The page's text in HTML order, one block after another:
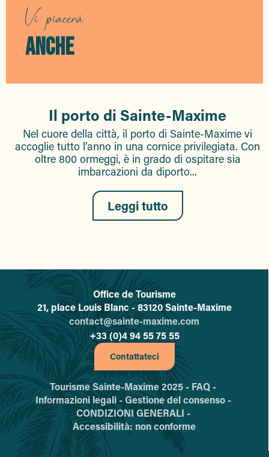
Vi piacerà
ANCHE
Il porto di Sainte-Maxime
Nel cuore della città, il porto di Sainte-Maxime vi
accoglie tutto l’anno in una cornice privilegiata. Con
oltre 800 ormeggi, è in grado di ospitare sia
imbarcazioni da diporto...
Leggi tutto
L'office de tourisme de Sainte-
Office de Tourisme
21, place Louis Blanc - 83120 Sainte-Maxime
contact@sainte-maxime.com
+33 (0)4 94 55 75 55
Contattateci
Tourisme Sainte-Maxime 2025 - FAQ -
Informazioni legali -Gestione del consenso -
CONDIZIONI GENERALI -
Accessibilità: non conforme